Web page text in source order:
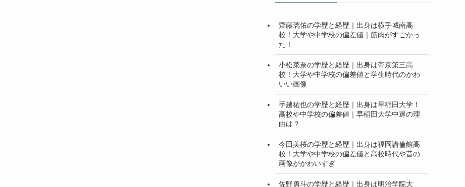
齋藤璃佑の学歴と経歴｜出身は横手城南高
校！大学や中学校の偏差値｜筋肉がすごかっ
た！
小松菜奈の学歴と経歴｜出身は帝京第三高
校！大学や中学校の偏差値と学生時代のかわ
いい画像
手越祐也の学歴と経歴｜出身は早稲田大学！
高校や中学校の偏差値｜早稲田大学中退の理
由は？
今田美桜の学歴と経歴｜出身は福岡講倫館高
校！大学や中学校の偏差値と高校時代や昔の
画像がかわいすぎ
佐野勇斗の学歴と経歴｜出身は明治学院大